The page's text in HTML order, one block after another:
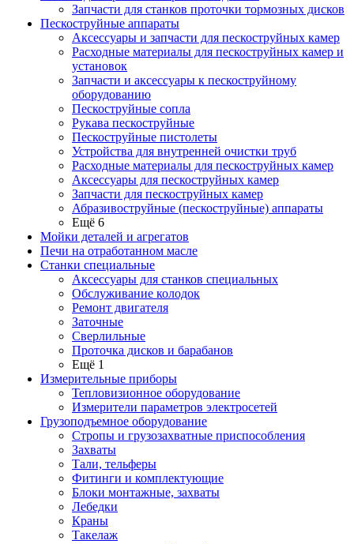
Запчасти для станков проточки тормозных дисков
Пескоструйные аппараты
Аксессуары и запчасти для пескоструйных камер
Расходные материалы для пескоструйных камер и
установок
Запчасти и аксессуары к пескоструйному
оборудованию
Пескоструйные сопла
Рукава пескоструйные
Пескоструйные пистолеты
Устройства для внутренней очистки труб
Расходные материалы для пескоструйных камер
Аксессуары для пескоструйных камер
Запчасти для пескоструйных камер
Абразивоструйные (пескоструйные) аппараты
Ещё 6
Мойки деталей и агрегатов
Печи на отработанном масле
Станки специальные
Аксессуары для станков специальных
Обслуживание колодок
Ремонт двигателя
Заточные
Сверлильные
Проточка дисков и барабанов
Ещё 1
Измерительные приборы
Тепловизионное оборудование
Измерители параметров электросетей
Грузоподъемное оборудование
Стропы и грузозахватные приспособления
Захваты
Тали, тельферы
Фитинги и комплектующие
Блоки монтажные, захваты
Лебедки
Краны
Такелаж